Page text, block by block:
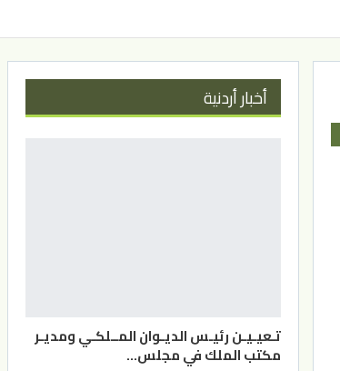
أخبار أردنية
تـعيـيـن رئيـس الديـوان المــلكـي ومديـر
مكتب الملك في مجلس…